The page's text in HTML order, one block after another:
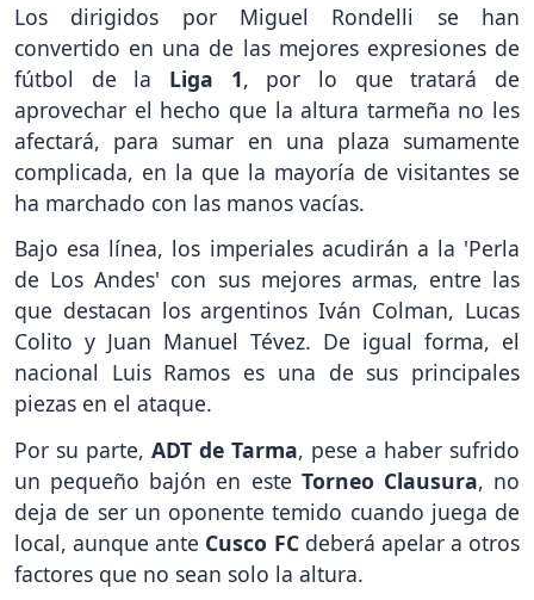
Los dirigidos por Miguel Rondelli se han
convertido en una de las mejores expresiones de
fútbol de la Liga 1, por lo que tratará de
aprovechar el hecho que la altura tarmeña no les
afectará, para sumar en una plaza sumamente
complicada, en la que la mayoría de visitantes se
ha marchado con las manos vacías.
Bajo esa línea, los imperiales acudirán a la 'Perla
de Los Andes' con sus mejores armas, entre las
que destacan los argentinos Iván Colman, Lucas
Colito y Juan Manuel Tévez. De igual forma, el
nacional Luis Ramos es una de sus principales
piezas en el ataque.
Por su parte, ADT de Tarma, pese a haber sufrido
un pequeño bajón en este Torneo Clausura, no
deja de ser un oponente temido cuando juega de
local, aunque ante Cusco FCdeberá apelar a otros
factores que no sean solo la altura.